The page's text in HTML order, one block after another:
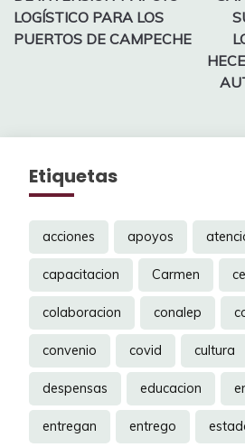
LOGÍSTICO PARA LOS
PUERTOS DE CAMPECHE
Etiquetas
acciones apoyos
capacitacion Carmen
colaboracion conalep
convenio covid cultura
despensas educacion
entregan entrego